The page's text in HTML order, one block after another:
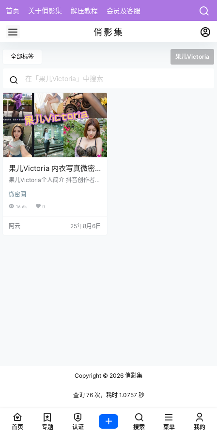
首页 关于俏影集 解压教程 会员及客服
俏影集
全部标签 果儿Victoria
果儿Victoria 内衣写真微密
圈资源合集及视频下载
果儿Victoria个人简介 抖音创作者
21266）是一位坐标上海的女性时尚
博主，账号坐拥38.3万粉丝，累计
市女性形象。 作品矩阵含205条内
微密圈
16.6k 0
阿云 25年8月6日
Copyright © 2026 俏影集
查询 76 次，耗时 1.0757 秒
首页 专题 认证 搜索 菜单 我的